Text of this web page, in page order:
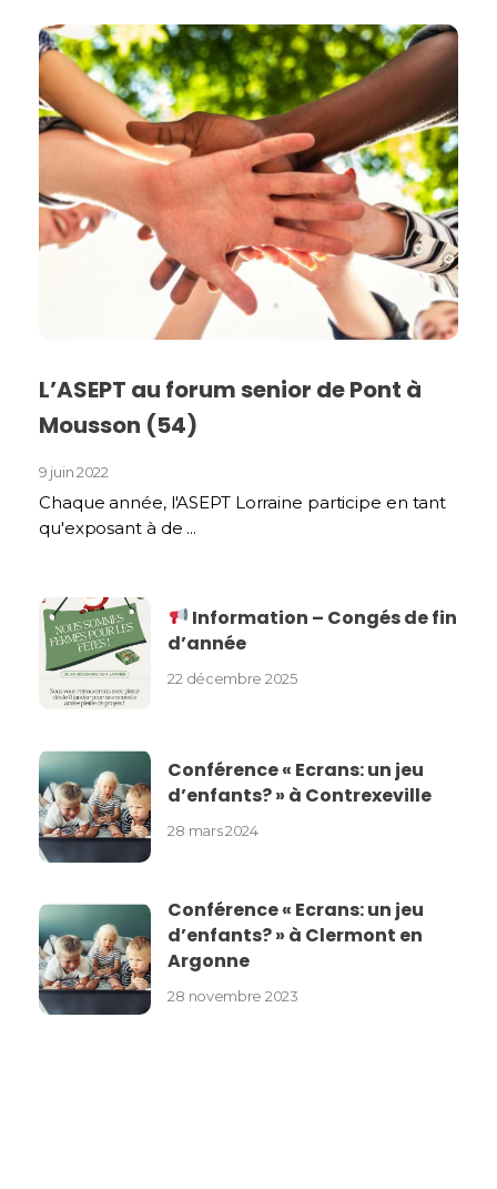
L’ASEPT au forum senior de Pont à
Mousson (54)
9 juin 2022
Chaque année, l'ASEPT Lorraine participe en tant
qu'exposant à de ...
Information – Congés de fin
d’année
22 décembre 2025
Conférence « Ecrans: un jeu
d’enfants? » à Contrexeville
28 mars 2024
Conférence « Ecrans: un jeu
d’enfants? » à Clermont en
Argonne
28 novembre 2023